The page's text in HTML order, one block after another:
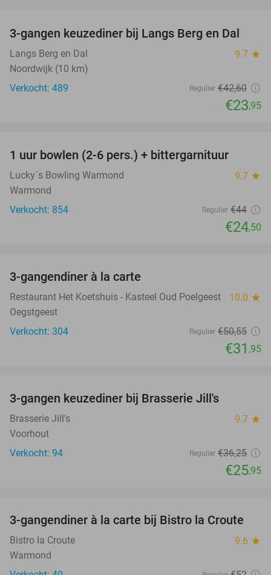
44%
3-gangen keuzediner bij Langs Berg en Dal
Langs Berg en Dal 9.7 star
Noordwijk (10 km)
Verkocht: 489
Regulier €42,60
€23,95
1 uur bowlen (2-6 pers.) + bittergarnituur
Lucky´s Bowling Warmond 9.7 star
Warmond
Verkocht: 854
Regulier €44
€24,50
3-gangendiner à la carte
Restaurant Het Koetshuis - Kasteel Oud Poelgeest 10.0 star
Oegstgeest
Verkocht: 304
Regulier €50,55
€31 ,95
3-gangen keuzediner bij Brasserie Jill's
Brasserie Jill's 9.7 star
Voorhout
Verkocht: 94
Regulier €36,25
€25,95
42%
3-gangendiner à la carte bij Bistro la Croute
Bistro la Croute 9.6 star
Warmond